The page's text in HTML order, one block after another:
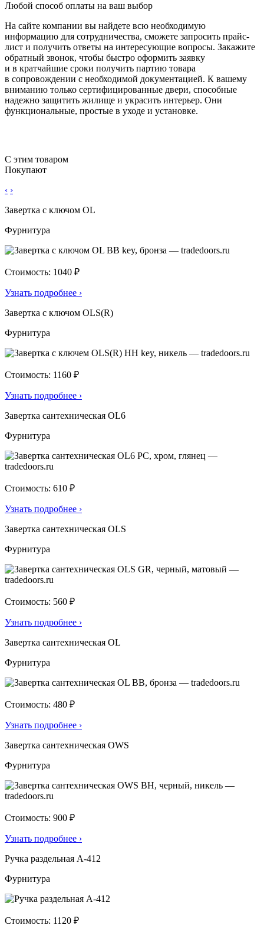
Любой способ оплаты на ваш выбор
На сайте компании вы найдете всю необходимую
информацию для сотрудничества, сможете запросить прайс-
лист и получить ответы на интересующие вопросы. Закажите
обратный звонок, чтобы быстро оформить заявку
и в кратчайшие сроки получить партию товара
в сопровождении с необходимой документацией. К вашему
вниманию только сертифицированные двери, способные
надежно защитить жилище и украсить интерьер. Они
функциональные, простые в уходе и установке.
С этим товаром
Покупают
‹ ›
Завертка с ключом OL
Фурнитура
Стоимость: 1040 ₽
Узнать подробнее ›
Завертка с ключом OLS(R)
Фурнитура
Стоимость: 1160 ₽
Узнать подробнее ›
Завертка сантехническая OL6
Фурнитура
Стоимость: 610 ₽
Узнать подробнее ›
Завертка сантехническая OLS
Фурнитура
Стоимость: 560 ₽
Узнать подробнее ›
Завертка сантехническая OL
Фурнитура
Стоимость: 480 ₽
Узнать подробнее ›
Завертка сантехническая OWS
Фурнитура
Стоимость: 900 ₽
Узнать подробнее ›
Ручка раздельная А-412
Фурнитура
Стоимость: 1120 ₽